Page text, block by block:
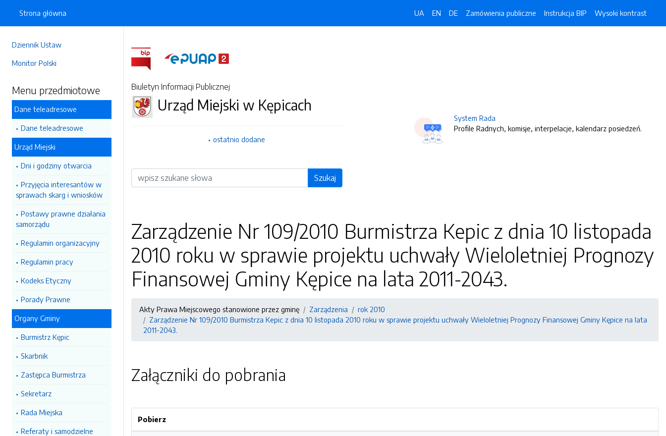
Dziennik Ustaw
Monitor Polski
Menu przedmiotowe
Dane teleadresowe
Dane teleadresowe
Urząd Miejski
Dni i godziny otwarcia
Przyjęcia interesantów w
sprawach skarg i wniosków
Postawy prawne działania
samorządu
Regulamin organizacyjny
Regulamin pracy
Kodeks Etyczny
Porady Prawne
Organy Gminy
Burmistrz Kępic
Skarbnik
Zastępca Burmistrza
Sekretarz
Rada Miejska
Referaty i samodzielne
Strona główna UA EN DE Zamówienia publiczne Instrukcja BIP Wysoki kontrast
Biuletyn Informacji Publicznej
Urząd Miejski w Kępicach
ostatnio dodane
Wyszukiwarka Szukaj
System Rada
Profile Radnych, komisje, interpelacje, kalendarz posiedzeń.
Zarządzenie Nr 109/2010 Burmistrza Kepic z dnia 10 listopada
2010 roku w sprawie projektu uchwały Wieloletniej Prognozy
Finansowej Gminy Kępice na lata 2011-2043.
Akty Prawa Miejscowego stanowione przez gminę Zarządzenia
rok 2010
Zarządzenie Nr 109/2010 Burmistrza Kepic z dnia 10 listopada 2010 roku w sprawie projektu uchwały Wieloletniej Prognozy Finansowej Gminy Kępice na lata
2011-2043.
Załączniki do pobrania
Pobierz